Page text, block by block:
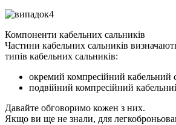
Компоненти кабельних сальників
Частини кабельних сальників
типів кабельних сальників:
окремий компресійний кабельний
подвійний компресійний
Давайте обговоримо кожен з них.
Якщо ви ще не знали, для